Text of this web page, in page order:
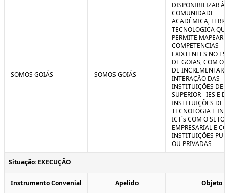
SOMOS GOIÁS SOMOS GOIÁS
DISPONIBILIZAR À
COMUNIDADE
ACADÊMICA,
TECNOLOGICA QUE
PERMITE MAPEAR
COMPETENCIAS
EXIXTENTES NO
DE GOIAS, COM O
DE INCREMENTAR A
INTERAÇÃO DAS
INSTITUIÇÕES DE
SUPERIOR - IES E
INSTITUIÇÕES DE
TECNOLOGIA E
ICT`s COM O SETOR
EMPRESARIAL E
INSTITUIÇÕES
OU PRIVADAS
Situação: EXECUÇÃO
Instrumento Convenial Apelido Objeto